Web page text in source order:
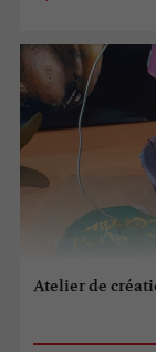
Atelier de